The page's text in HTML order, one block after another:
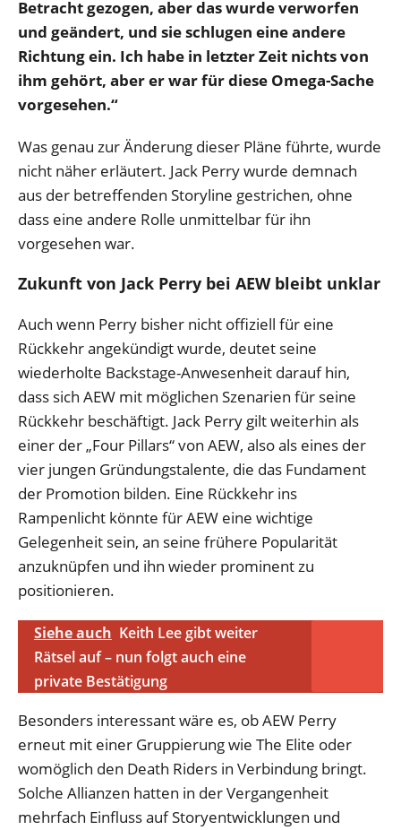
Betracht gezogen, aber das wurde verworfen
und geändert, und sie schlugen eine andere
Richtung ein. Ich habe in letzter Zeit nichts von
ihm gehört, aber er war für diese Omega-Sache
vorgesehen.“
Was genau zur Änderung dieser Pläne führte, wurde
nicht näher erläutert. Jack Perry wurde demnach
aus der betreffenden Storyline gestrichen, ohne
dass eine andere Rolle unmittelbar für ihn
vorgesehen war.
Zukunft von Jack Perry bei AEW bleibt unklar
Auch wenn Perry bisher nicht offiziell für eine
Rückkehr angekündigt wurde, deutet seine
wiederholte Backstage-Anwesenheit darauf hin,
dass sich AEW mit möglichen Szenarien für seine
Rückkehr beschäftigt. Jack Perry gilt weiterhin als
einer der „Four Pillars“ von AEW, also als eines der
vier jungen Gründungstalente, die das Fundament
der Promotion bilden. Eine Rückkehr ins
Rampenlicht könnte für AEW eine wichtige
Gelegenheit sein, an seine frühere Popularität
anzuknüpfen und ihn wieder prominent zu
positionieren.
Siehe auch Keith Lee gibt weiter
Rätsel auf – nun folgt auch eine
private Bestätigung
Besonders interessant wäre es, ob AEW Perry
erneut mit einer Gruppierung wie The Elite oder
womöglich den Death Riders in Verbindung bringt.
Solche Allianzen hatten in der Vergangenheit
mehrfach Einfluss auf Storyentwicklungen und